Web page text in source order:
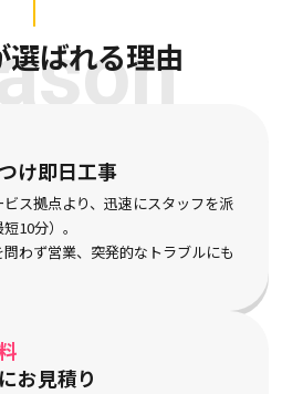
選ばれる理由
け即日工事
ス拠点より、迅速にスタッフを派
10分）。
わず営業、突発的なトラブルにも
お見積り